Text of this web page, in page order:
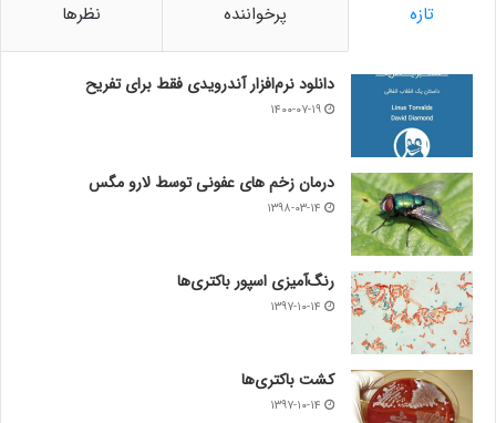
تازه پرخواننده نظرها
دانلود نرم‌افزار آندرویدی فقط برای تفریح
۱۴۰۰-۰۷-۱۹
درمان زخم های عفونی توسط لارو مگس
۱۳۹۸-۰۳-۱۴
رنگ‌آمیزی اسپور باکتری‌ها
۱۳۹۷-۱۰-۱۴
کشت باکتری‌ها
۱۳۹۷-۱۰-۱۴